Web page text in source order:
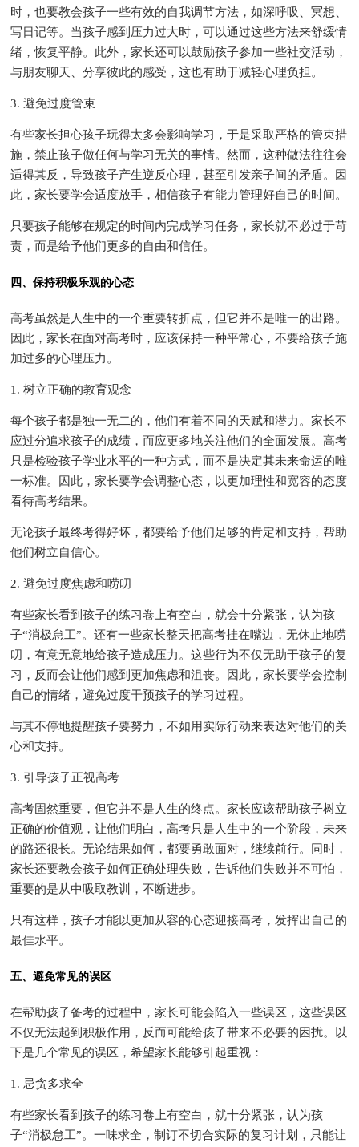
时，也要教会孩子一些有效的自我调节方法，如深呼吸、冥想、
写日记等。当孩子感到压力过大时，可以通过这些方法来舒缓情
绪，恢复平静。此外，家长还可以鼓励孩子参加一些社交活动，
与朋友聊天、分享彼此的感受，这也有助于减轻心理负担。
3. 避免过度管束
有些家长担心孩子玩得太多会影响学习，于是采取严格的管束措
施，禁止孩子做任何与学习无关的事情。然而，这种做法往往会
适得其反，导致孩子产生逆反心理，甚至引发亲子间的矛盾。因
此，家长要学会适度放手，相信孩子有能力管理好自己的时间。
只要孩子能够在规定的时间内完成学习任务，家长就不必过于苛
责，而是给予他们更多的自由和信任。
四、保持积极乐观的心态
高考虽然是人生中的一个重要转折点，但它并不是唯一的出路。
因此，家长在面对高考时，应该保持一种平常心，不要给孩子施
加过多的心理压力。
1. 树立正确的教育观念
每个孩子都是独一无二的，他们有着不同的天赋和潜力。家长不
应过分追求孩子的成绩，而应更多地关注他们的全面发展。高考
只是检验孩子学业水平的一种方式，而不是决定其未来命运的唯
一标准。因此，家长要学会调整心态，以更加理性和宽容的态度
看待高考结果。
无论孩子最终考得好坏，都要给予他们足够的肯定和支持，帮助
他们树立自信心。
2. 避免过度焦虑和唠叨
有些家长看到孩子的练习卷上有空白，就会十分紧张，认为孩
子“消极怠工”。还有一些家长整天把高考挂在嘴边，无休止地唠
叨，有意无意地给孩子造成压力。这些行为不仅无助于孩子的复
习，反而会让他们感到更加焦虑和沮丧。因此，家长要学会控制
自己的情绪，避免过度干预孩子的学习过程。
与其不停地提醒孩子要努力，不如用实际行动来表达对他们的关
心和支持。
3. 引导孩子正视高考
高考固然重要，但它并不是人生的终点。家长应该帮助孩子树立
正确的价值观，让他们明白，高考只是人生中的一个阶段，未来
的路还很长。无论结果如何，都要勇敢面对，继续前行。同时，
家长还要教会孩子如何正确处理失败，告诉他们失败并不可怕，
重要的是从中吸取教训，不断进步。
只有这样，孩子才能以更加从容的心态迎接高考，发挥出自己的
最佳水平。
五、避免常见的误区
在帮助孩子备考的过程中，家长可能会陷入一些误区，这些误区
不仅无法起到积极作用，反而可能给孩子带来不必要的困扰。以
下是几个常见的误区，希望家长能够引起重视：
1. 忌贪多求全
有些家长看到孩子的练习卷上有空白，就十分紧张，认为孩
子“消极怠工”。一味求全，制订不切合实际的复习计划，只能让